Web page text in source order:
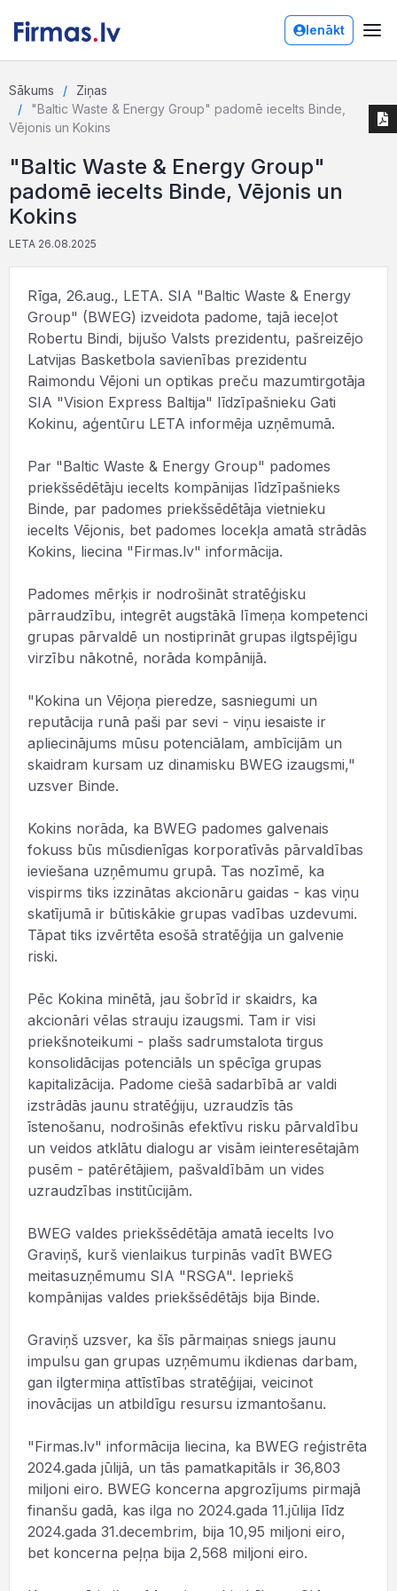
Ienākt
Sākums
Ziņas
"Baltic Waste & Energy Group" padomē iecelts Binde,
Vējonis un Kokins
"Baltic Waste & Energy Group"
padomē iecelts Binde, Vējonis un
Kokins
LETA 26.08.2025
Rīga, 26.aug., LETA. SIA "Baltic Waste & Energy
Group" (BWEG) izveidota padome, tajā ieceļot
Robertu Bindi, bijušo Valsts prezidentu, pašreizējo
Latvijas Basketbola savienības prezidentu
Raimondu Vējoni un optikas preču mazumtirgotāja
SIA "Vision Express Baltija" līdzīpašnieku Gati
Kokinu, aģentūru LETA informēja uzņēmumā.
Par "Baltic Waste & Energy Group" padomes
priekšsēdētāju iecelts kompānijas līdzīpašnieks
Binde, par padomes priekšsēdētāja vietnieku
iecelts Vējonis, bet padomes locekļa amatā strādās
Kokins, liecina "Firmas.lv" informācija.
Padomes mērķis ir nodrošināt stratēģisku
pārraudzību, integrēt augstākā līmeņa kompetenci
grupas pārvaldē un nostiprināt grupas ilgtspējīgu
virzību nākotnē, norāda kompānijā.
"Kokina un Vējoņa pieredze, sasniegumi un
reputācija runā paši par sevi - viņu iesaiste ir
apliecinājums mūsu potenciālam, ambīcijām un
skaidram kursam uz dinamisku BWEG izaugsmi,"
uzsver Binde.
Kokins norāda, ka BWEG padomes galvenais
fokuss būs mūsdienīgas korporatīvās pārvaldības
ieviešana uzņēmumu grupā. Tas nozīmē, ka
vispirms tiks izzinātas akcionāru gaidas - kas viņu
skatījumā ir būtiskākie grupas vadības uzdevumi.
Tāpat tiks izvērtēta esošā stratēģija un galvenie
riski.
Pēc Kokina minētā, jau šobrīd ir skaidrs, ka
akcionāri vēlas strauju izaugsmi. Tam ir visi
priekšnoteikumi - plašs sadrumstalota tirgus
konsolidācijas potenciāls un spēcīga grupas
kapitalizācija. Padome ciešā sadarbībā ar valdi
izstrādās jaunu stratēģiju, uzraudzīs tās
īstenošanu, nodrošinās efektīvu risku pārvaldību
un veidos atklātu dialogu ar visām ieinteresētajām
pusēm - patērētājiem, pašvaldībām un vides
uzraudzības institūcijām.
BWEG valdes priekšsēdētāja amatā iecelts Ivo
Graviņš, kurš vienlaikus turpinās vadīt BWEG
meitasuzņēmumu SIA "RSGA". Iepriekš
kompānijas valdes priekšsēdētājs bija Binde.
Graviņš uzsver, ka šīs pārmaiņas sniegs jaunu
impulsu gan grupas uzņēmumu ikdienas darbam,
gan ilgtermiņa attīstības stratēģijai, veicinot
inovācijas un atbildīgu resursu izmantošanu.
"Firmas.lv" informācija liecina, ka BWEG reģistrēta
2024.gada jūlijā, un tās pamatkapitāls ir 36,803
miljoni eiro. BWEG koncerna apgrozījums pirmajā
finanšu gadā, kas ilga no 2024.gada 11.jūlija līdz
2024.gada 31.decembrim, bija 10,95 miljoni eiro,
bet koncerna peļņa bija 2,568 miljoni eiro.